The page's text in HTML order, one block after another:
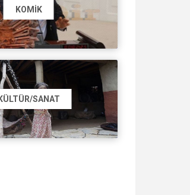
KOMIK
KÜLTÜR/SANAT